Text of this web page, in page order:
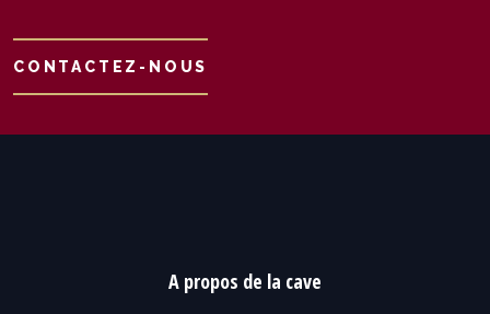
CONTACTEZ-NOUS
A propos de la cave